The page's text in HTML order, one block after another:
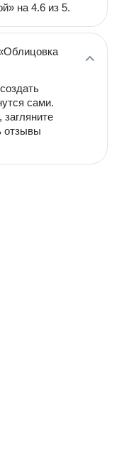
на 4.6 из 5.
сами.
отзывы